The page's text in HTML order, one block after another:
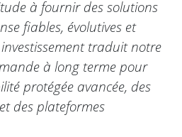
à fournir des solutions
fiables, évolutives et
traduit notre
à long terme pour
protégée avancée, des
des plateformes